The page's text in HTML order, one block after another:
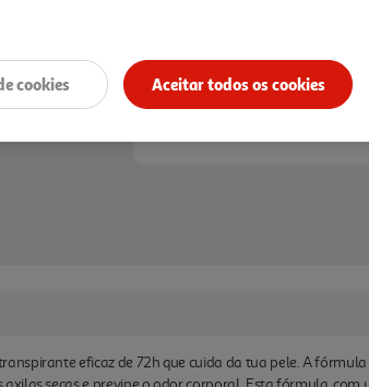
eficaz de 72h que cuida da tua pele. A
Aceitar todos os cookies
cookies